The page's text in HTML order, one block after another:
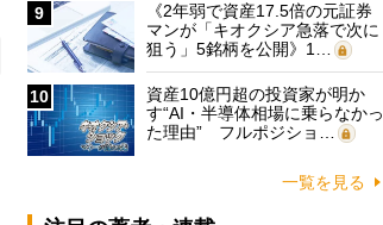
9
《2年弱で資産17.5倍の元証券
マンが「キオクシア急落で次に
狙う」5銘柄を公開》1…
10
資産10億円超の投資家が明か
す“AI・半導体相場に乗らなかっ
た理由” フルポジショ…
一覧を見る